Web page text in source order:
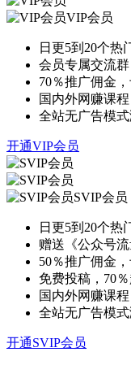
VIP会员
日更5到20个热
会员专属交流群
70％推广佣金
国内外网赚课
全站无广告模
开通VIP会员
SVIP会员
日更5到20个热
赠送《公众号
50％推广佣金
免费投稿，70
国内外网赚课
全站无广告模
开通SVIP会员